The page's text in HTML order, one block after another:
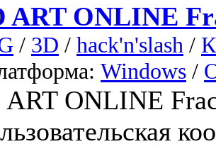
ART ONLINE
/ 3D / hack'n'slash /
Windows /
ART ONLINE